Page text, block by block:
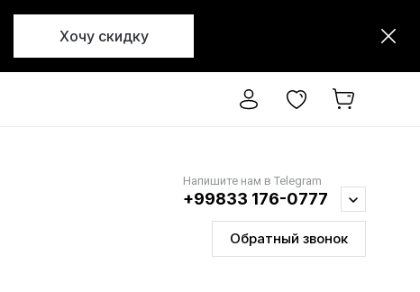
Хочу скидку
Напишите нам в Telegram
+99833 176-0777
Обратный звонок